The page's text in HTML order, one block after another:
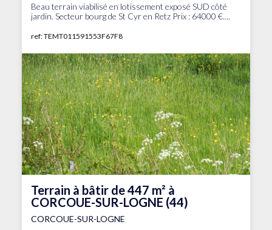
Beau terrain viabilisé en lotissement exposé SUD côté
jardin. Secteur bourg de St Cyr en Retz Prix : 64000 €....
ref: TEMT011591553F67F8
Terrain à bâtir de 447 m² à
CORCOUE-SUR-LOGNE (44)
CORCOUE-SUR-LOGNE